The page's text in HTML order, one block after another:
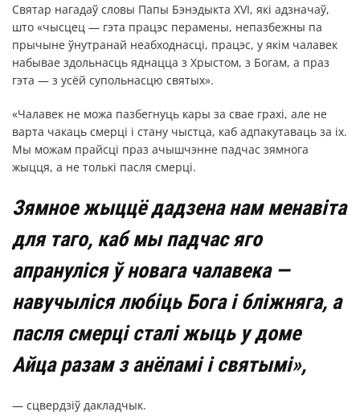
Святар нагадаў словы Папы Бэнэдыкта XVI, які адзначаў,
што «чысцец — гэта працэс перамены, непазбежны па
прычыне ўнутранай неабходнасці, працэс, у якім чалавек
набывае здольнасць яднацца з Хрыстом, з Богам, а праз
гэта — з усёй супольнасцю святых».
«Чалавек не можа пазбегнуць кары за свае грахі, але не
варта чакаць смерці і стану чыстца, каб адпакутаваць за іх.
Мы можам прайсці праз ачышчэнне падчас зямнога
жыцця, а не толькі пасля смерці.
Зямное жыццё дадзена нам менавіта
для таго, каб мы падчас яго
апрануліся ў новага чалавека —
навучыліся любіць Бога і бліжняга, а
пасля смерці сталі жыць у доме
Айца разам з анёламі і святымі»,
— сцвердзіў дакладчык.